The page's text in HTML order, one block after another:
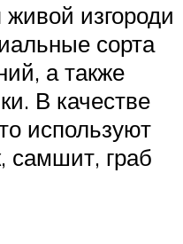
изгороди
сорта
а также
В качестве
используют
самшит, граб